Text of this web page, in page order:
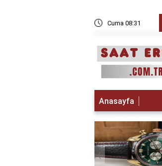
Cuma 08:31
Anasayfa
‹